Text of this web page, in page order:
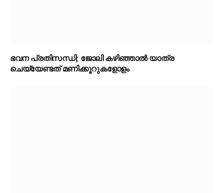
ഭവന പ്രതിസന്ധി; ജോലി കഴിഞ്ഞാൽ യാത്ര
ചെയ്യേണ്ടത് മണിക്കൂറുകളോളം